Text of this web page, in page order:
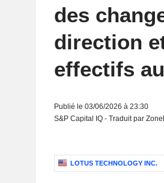
des
direction
effectifs
Publié le 03/06/2026 à 23:30
S&P Capital IQ - Traduit par
LOTUS TECHNOLOGY INC.